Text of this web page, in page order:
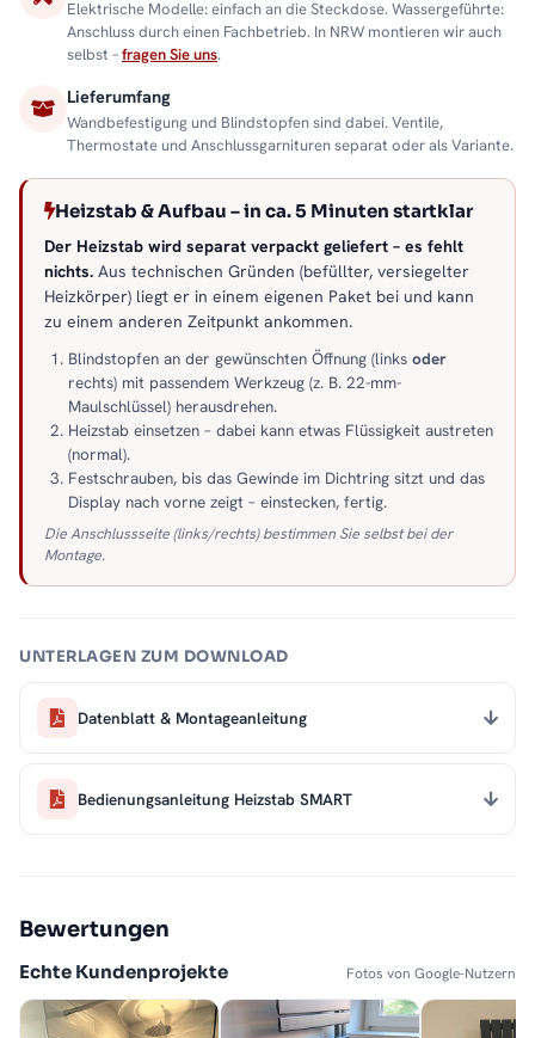
Elektrische Modelle: einfach an die Steckdose. Wassergeführte:
Anschluss durch einen Fachbetrieb. In NRW montieren wir auch
selbst –fragen Sie uns.
Lieferumfang
Wandbefestigung und Blindstopfen sind dabei. Ventile,
Thermostate und Anschlussgarnituren separat oder als Variante.
Heizstab & Aufbau – in ca. 5 Minuten startklar
Der Heizstab wird separat verpackt geliefert – es fehlt
nichts. Aus technischen Gründen (befüllter, versiegelter
Heizkörper) liegt er in einem eigenen Paket bei und kann
zu einem anderen Zeitpunkt ankommen.
Blindstopfen an der gewünschten Öffnung (links oder
rechts) mit passendem Werkzeug (z. B. 22-mm-
Maulschlüssel) herausdrehen.
Heizstab einsetzen – dabei kann etwas Flüssigkeit austreten
(normal).
Festschrauben, bis das Gewinde im Dichtring sitzt und das
Display nach vorne zeigt – einstecken, fertig.
Die Anschlussseite (links/rechts) bestimmen Sie selbst bei der
Montage.
UNTERLAGEN ZUM DOWNLOAD
Datenblatt & Montageanleitung
Bedienungsanleitung Heizstab SMART
Bewertungen
Echte Kundenprojekte Fotos von Google-Nutzern